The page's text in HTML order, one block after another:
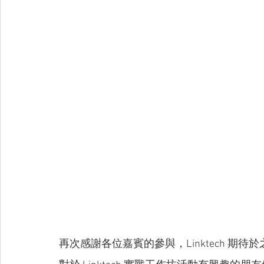
再次感謝各位嘉賓的參與，Linktech 期待於